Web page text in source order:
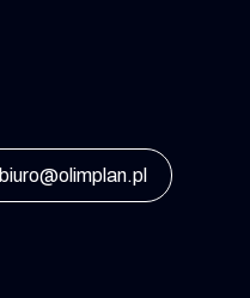
biuro@olimplan.pl